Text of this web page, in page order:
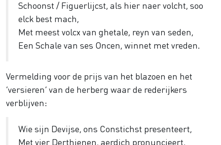
Schoonst / Figuerlijcst, als hier naer volcht, soo
elck best mach,
Met meest volcx van ghetale, reyn van seden,
Een Schale van ses Oncen, winnet met vreden.
Vermelding voor de prijs van het blazoen en het
‘versieren’ van de herberg waar de rederijkers
verblijven:
Wie sijn Devijse, ons Constichst presenteert,
Met vier Derthienen, aerdich pronuncieert,